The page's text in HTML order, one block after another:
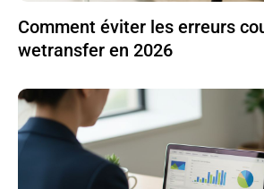
Comment éviter les erreurs
wetransfer en 2026